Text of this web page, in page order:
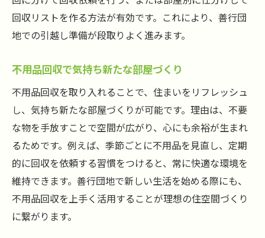
回収リストを作る方法が有効です。これにより、善行団
地での引越し準備が段取りよく進みます。
不用品回収で気持ち新たな部屋づくり
不用品回収を取り入れることで、住まいをリフレッシュ
し、気持ち新たな部屋づくりが可能です。理由は、不要
な物を手放すことで空間が広がり、心にも余裕が生まれ
るためです。例えば、季節ごとに不用品を見直し、定期
的に回収を依頼する習慣をつけると、常に快適な環境を
維持できます。善行団地で新しい生活を始める際にも、
不用品回収を上手く活用することが理想の住空間づくり
に繋がります。